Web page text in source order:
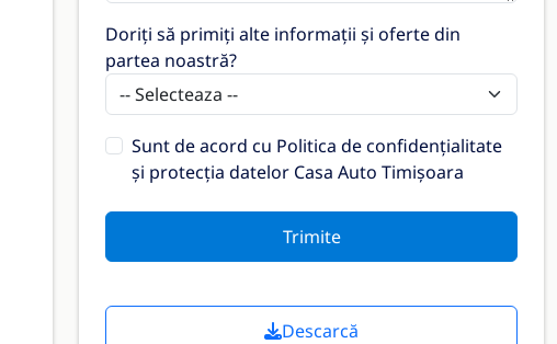
Doriți să primiți alte informații și oferte din
partea noastră?
Sunt de acord cu Politica de confidențialitate
și protecția datelor Casa Auto Timișoara
Trimite
Descarcă